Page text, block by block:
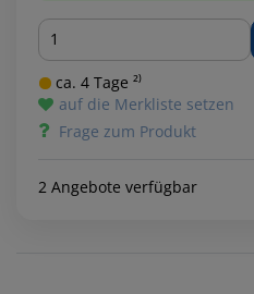
Menge
ca. 4 Tage ²⁾
auf die Merkliste setzen
Frage zum Produkt
2 Angebote verfügbar